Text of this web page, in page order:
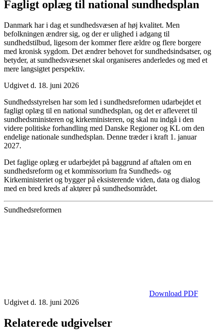
Fagligt oplæg til national sundhedsplan
Danmark har i dag et sundhedsvæsen af høj kvalitet. Men
befolkningen ændrer sig, og der er ulighed i adgang til
sundhedstilbud, ligesom der kommer flere ældre og flere borgere
med kronisk sygdom. Det ændrer behovet for sundhedsindsatser, og
betyder, at sundhedsvæsenet skal organiseres anderledes og med et
mere langsigtet perspektiv.
Udgivet d. 18. juni 2026
Sundhedsstyrelsen har som led i sundhedsreformen udarbejdet et
fagligt oplæg til en national sundhedsplan, og det er afleveret til
sundhedsministeren og kirkeministeren, og skal nu indgå i den
videre politiske forhandling med Danske Regioner og KL om den
endelige nationale sundhedsplan. Denne træder i kraft 1. januar
2027.
Det faglige oplæg er udarbejdet på baggrund af aftalen om en
sundhedsreform og et kommissorium fra Sundheds- og
Kirkeministeriet og bygger på eksisterende viden, data og dialog
med en bred kreds af aktører på sundhedsområdet.
Sundhedsreformen
Download PDF
Udgivet d. 18. juni 2026
Relaterede udgivelser